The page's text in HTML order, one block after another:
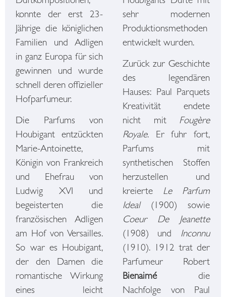
konnte der erst 23-
Jährige die königlichen
Familien und Adligen
in ganz Europa für sich
gewinnen und wurde
schnell deren offizieller
Hofparfumeur.
Die Parfums von
Houbigant entzückten
Marie-Antoinette,
Königin von Frankreich
und Ehefrau von
Ludwig XVI und
begeisterten die
französischen Adligen
am Hof von Versailles.
So war es Houbigant,
der den Damen die
romantische Wirkung
eines leicht
sehr modernen
Produktionsmethoden
entwickelt wurden.
Zurück zur Geschichte
des legendären
Hauses: Paul Parquets
Kreativität endete
nicht mit Fougère
Royale. Er fuhr fort,
Parfums mit
synthetischen Stoffen
herzustellen und
kreierte Le Parfum
Ideal(1900) sowie
Coeur De Jeanette
(1908) und Inconnu
(1910). 1912 trat der
Parfumeur Robert
Bienaimédie
Nachfolge von Paul